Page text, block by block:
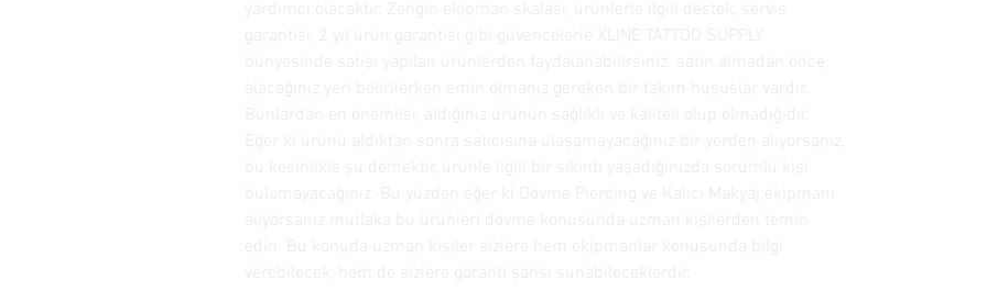
yardımcı olacaktır. Zengin ekipman skalası, ürünlerle ilgili destek, servis
garantisi, 2 yıl ürün garantisi gibi güvencelerle XLINE TATTOO SUPPLY
bünyesinde satışı yapılan ürünlerden faydalanabilirsiniz. satın almadan önce,
alacağınız yeri belirilerken emin olmanız gereken bir takım hususlar vardır.
Bunlardan en önemlisi, aldığınız ürünün sağlıklı ve kaliteli olup olmadığıdır.
Eğer ki ürünü aldıktan sonra satıcısına ulaşamayacağınız bir yerden alıyorsanız,
bu kesinlikle şu demektir, ürünle ilgili bir sıkıntı yaşadığınızda sorumlu kişi
bulamayacağınız. Bu yüzden eğer ki Dövme Piercing ve Kalıcı Makyaj ekipmanı
alıyorsanız mutlaka bu ürünleri dövme konusunda uzman kişilerden temin
edin. Bu konuda uzman kişiler sizlere hem ekipmanlar konusunda bilgi
verebilecek, hem de sizlere garanti şansı sunabileceklerdir.